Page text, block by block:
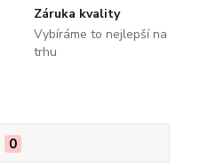
Záruka kvality
Vybíráme to nejlepší na
trhu
0